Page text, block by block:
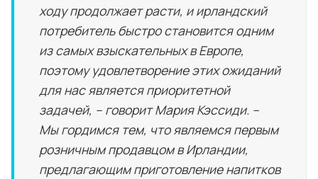
ходу продолжает расти, и ирландский
потребитель быстро становится одним
из самых взыскательных в Европе,
поэтому удовлетворение этих ожиданий
для нас является приоритетной
задачей, – говорит Мария Кэссиди. –
Мы гордимся тем, что являемся первым
розничным продавцом в Ирландии,
предлагающим приготовление напитков